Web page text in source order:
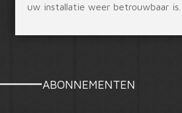
uw installatie weer betrouwbaar is.
ABONNEMENTEN